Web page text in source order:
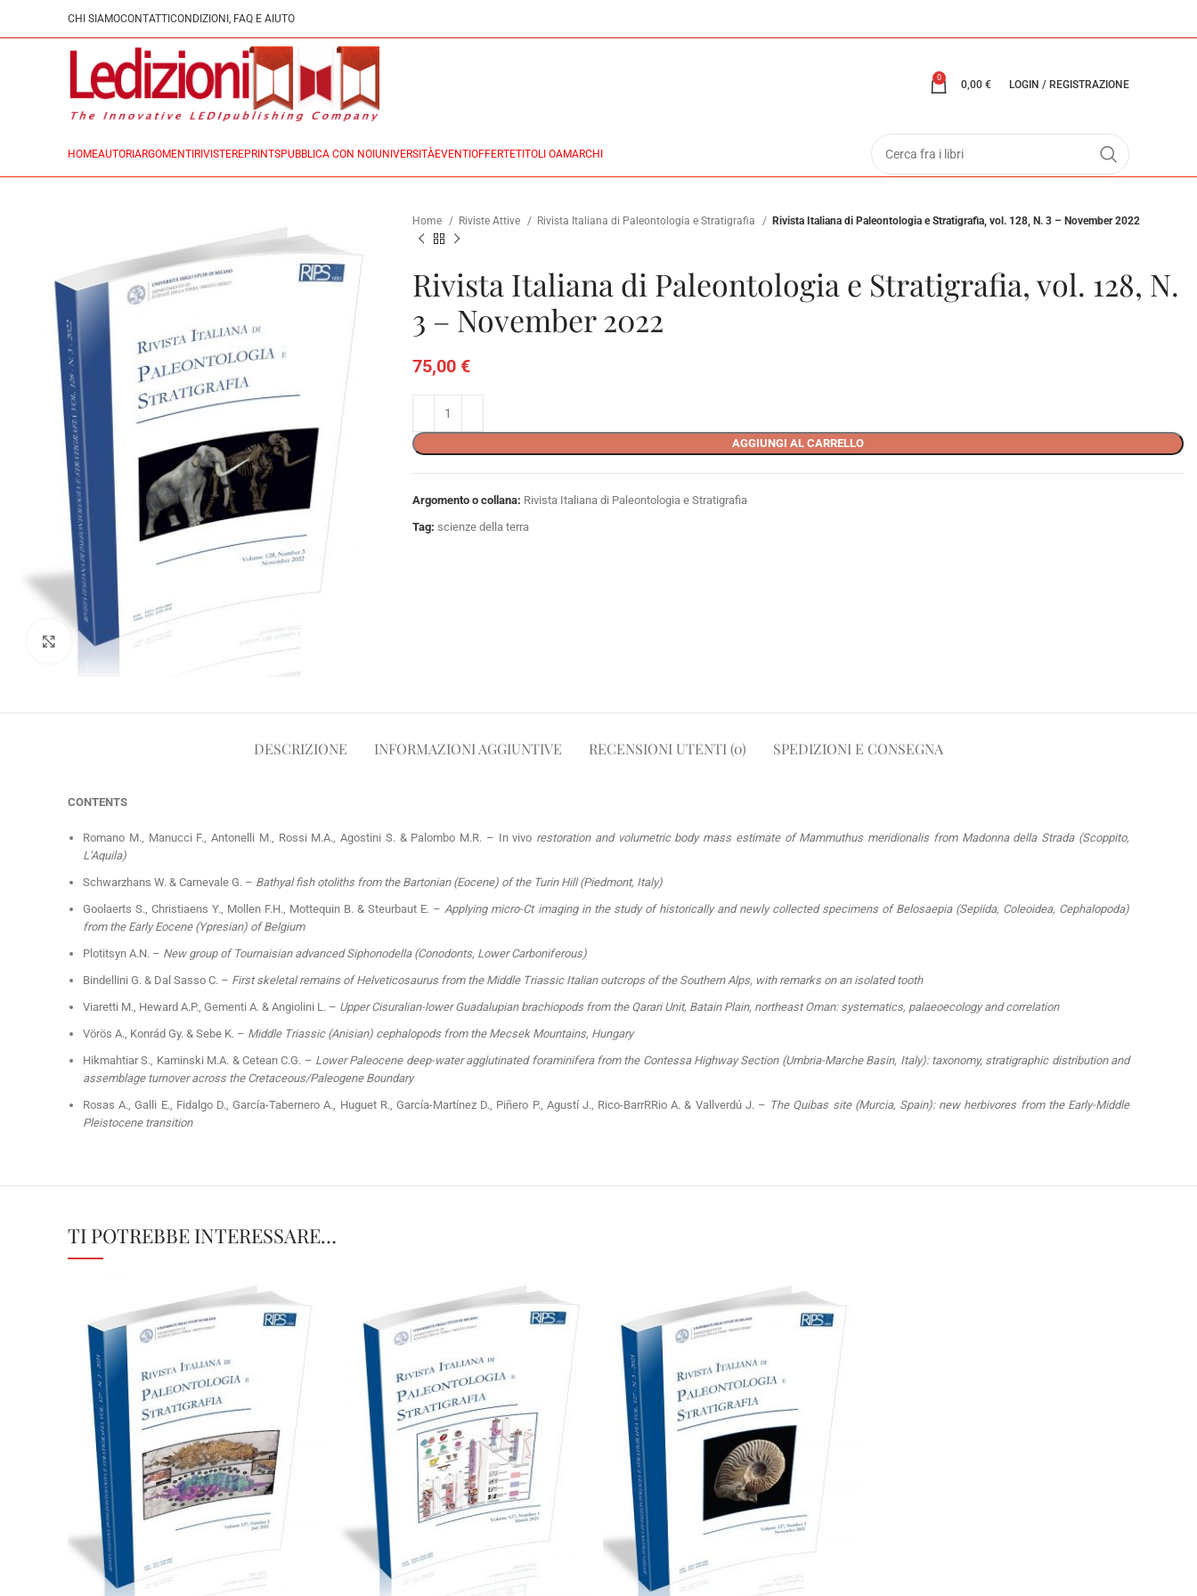
CHI SIAMOCONTATTI CONDIZIONI, FAQ E AIUTO
0
0,00 € LOGIN / REGISTRAZIONE
HOMEAUTORI ARGOMENTI RIVISTEREPRINTSPUBBLICA CON NOI UNIVERSITÀEVENTI OFFERTETITOLI OAMARCHI
Clicca per ampliare
Home Riviste Attive Rivista Italiana di Paleontologia e Stratigrafia Rivista Italiana di Paleontologia e Stratigrafia, vol. 128, N. 3 – November 2022
Rivista Italiana di Paleontologia e Stratigrafia, vol. 128, N.
3 – November 2022
75,00 €
AGGIUNGI AL CARRELLO
Argomento o collana: Rivista Italiana di Paleontologia e Stratigrafia
Tag: scienze della terra
DESCRIZIONE INFORMAZIONI AGGIUNTIVE RECENSIONI UTENTI (0) SPEDIZIONI E CONSEGNA
CONTENTS
Romano M., Manucci F., Antonelli M., Rossi M.A., Agostini S. & Palombo M.R. – In vivo restoration and volumetric body mass estimate of Mammuthus meridionalis from Madonna della Strada (Scoppito,
L’Aquila)
Schwarzhans W. & Carnevale G. – Bathyal fish otoliths from the Bartonian (Eocene) of the Turin Hill (Piedmont, Italy)
Goolaerts S., Christiaens Y., Mollen F.H., Mottequin B. & Steurbaut E. – Applying micro-Ct imaging in the study of historically and newly collected specimens of Belosaepia (Sepiida, Coleoidea, Cephalopoda)
from the Early Eocene (Ypresian) of Belgium
Plotitsyn A.N. – New group of Tournaisian advanced Siphonodella (Conodonts, Lower Carboniferous)
Bindellini G. & Dal Sasso C. – First skeletal remains of Helveticosaurus from the Middle Triassic Italian outcrops of the Southern Alps, with remarks on an isolated tooth
Viaretti M., Heward A.P., Gementi A. & Angiolini L. – Upper Cisuralian-lower Guadalupian brachiopods from the Qarari Unit, Batain Plain, northeast Oman: systematics, palaeoecology and correlation
Vörös A., Konrád Gy. & Sebe K. – Middle Triassic (Anisian) cephalopods from the Mecsek Mountains, Hungary
Hikmahtiar S., Kaminski M.A. & Cetean C.G. – Lower Paleocene deep-water agglutinated foraminifera from the Contessa Highway Section (Umbria-Marche Basin, Italy): taxonomy, stratigraphic distribution and
assemblage turnover across the Cretaceous/Paleogene Boundary
Rosas A., Galli E., Fidalgo D., García-Tabernero A., Huguet R., García-Martínez D., Piñero P., Agustí J., Rico-BarrRRio A. & Vallverdú J. – The Quibas site (Murcia, Spain): new herbivores from the Early-Middle
Pleistocene transition
TI POTREBBE INTERESSARE…
75,00€ 75,00€
€